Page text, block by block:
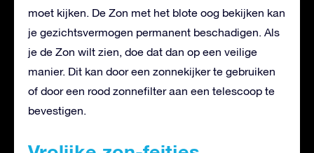
moet kijken. De Zon met het blote oog bekijken kan
je gezichtsvermogen permanent beschadigen. Als
je de Zon wilt zien, doe dat dan op een veilige
manier. Dit kan door een zonnekijker te gebruiken
of door een rood zonnefilter aan een telescoop te
bevestigen.